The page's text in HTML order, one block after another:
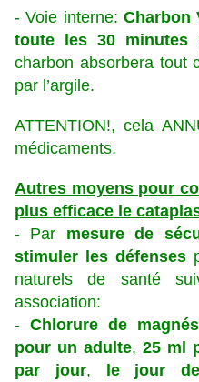
- Voie interne: Charbon
toute les 30 minutes
charbon absorbera tout
par l’argile.
ATTENTION!, cela
médicaments.
Autres moyens pour
plus efficace le
- Par mesure de
stimuler les défenses
naturels de santé
association:
- Chlorure de
pour un adulte, 25 ml
par jour, le jour